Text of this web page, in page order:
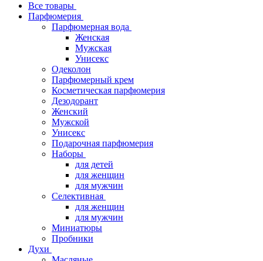
Все товары
Парфюмерия
Парфюмерная вода
Женская
Мужская
Унисекс
Одеколон
Парфюмерный крем
Косметическая парфюмерия
Дезодорант
Женский
Мужской
Унисекс
Подарочная парфюмерия
Наборы
для детей
для женщин
для мужчин
Селективная
для женщин
для мужчин
Миниатюры
Пробники
Духи